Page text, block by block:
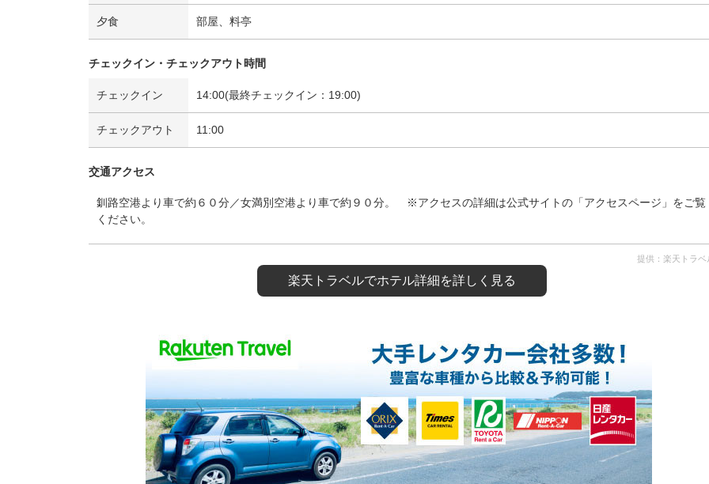
夕食 部屋、料亭
チェックイン・チェックアウト時間
チェックイン 14:00(最終チェックイン：19:00)
チェックアウト 11:00
交通アクセス
釧路空港より車で約６０分／女満別空港より車で約９０分。 ※アクセスの詳細は公式サイトの「アクセスページ」をご覧
ください。
提供：楽天トラベ
楽天トラベルでホテル詳細を詳しく見る